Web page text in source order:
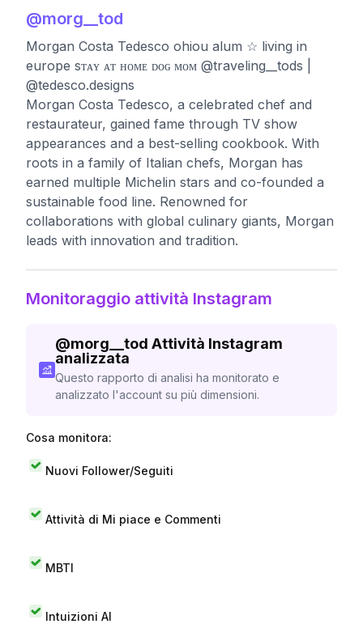
@morg__tod
Morgan Costa Tedesco ohiou alum ☆ living in
europe sᴛᴀʏ ᴀᴛ ʜᴏᴍᴇ ᴅᴏɢ ᴍᴏᴍ @traveling__tods |
@tedesco.designs
Morgan Costa Tedesco, a celebrated chef and
restaurateur, gained fame through TV show
appearances and a best-selling cookbook. With
roots in a family of Italian chefs, Morgan has
earned multiple Michelin stars and co-founded a
sustainable food line. Renowned for
collaborations with global culinary giants, Morgan
leads with innovation and tradition.
Monitoraggio attività Instagram
@morg__tod Attività Instagram
analizzata
Questo rapporto di analisi ha monitorato e
analizzato l'account su più dimensioni.
Cosa monitora:
Nuovi Follower/Seguiti
Attività di Mi piace e Commenti
MBTI
Intuizioni AI